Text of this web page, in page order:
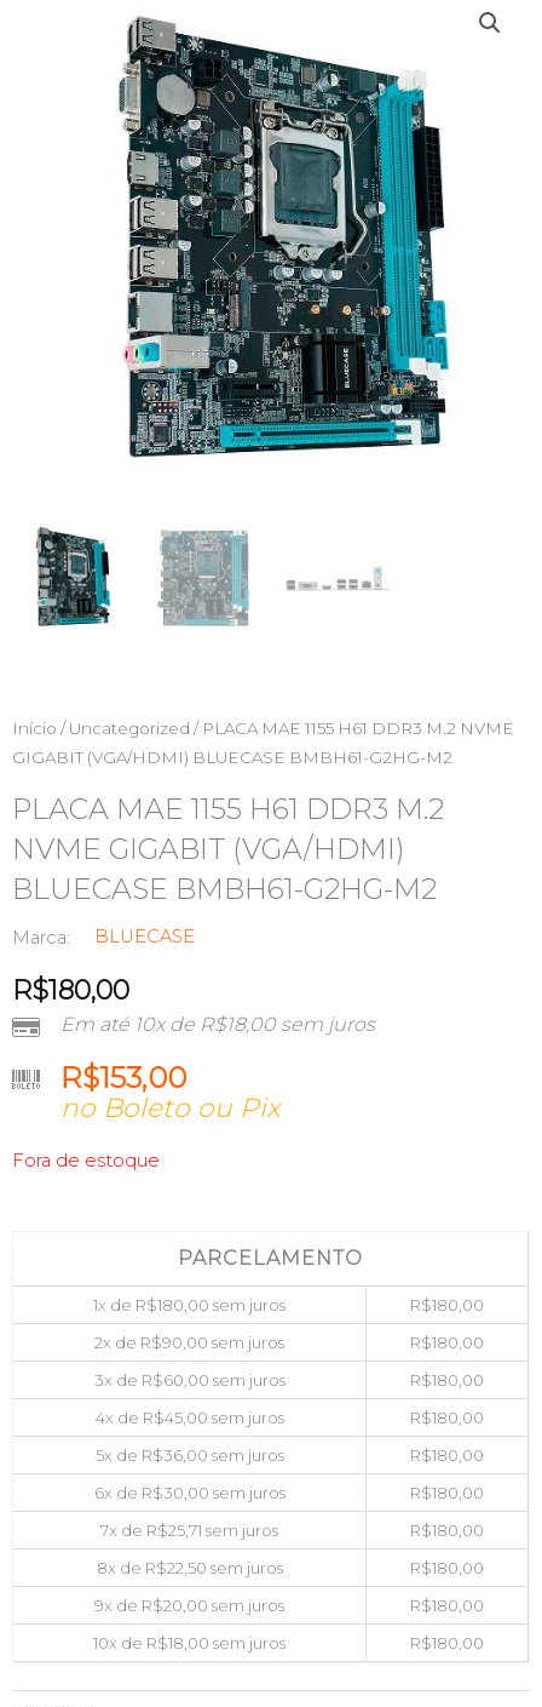
Início /Uncategorized / PLACA MAE 1155 H61 DDR3 M.2 NVME
GIGABIT (VGA/HDMI) BLUECASE BMBH61-G2HG-M2
PLACA MAE 1155 H61 DDR3 M.2
NVME GIGABIT (VGA/HDMI)
BLUECASE BMBH61-G2HG-M2
Marca: BLUECASE
R$180,00
Em até 10x de R$18,00sem juros
R$153,00
no Boleto ou Pix
Fora de estoque
PARCELAMENTO
1x de R$180,00 sem juros R$180,00
2x de R$90,00 sem juros R$180,00
3x de R$60,00 sem juros R$180,00
4x de R$45,00 sem juros R$180,00
5x de R$36,00 sem juros R$180,00
6x de R$30,00 sem juros R$180,00
7x de R$25,71 sem juros R$180,00
8x de R$22,50 sem juros R$180,00
9x de R$20,00 sem juros R$180,00
10x de R$18,00 sem juros R$180,00